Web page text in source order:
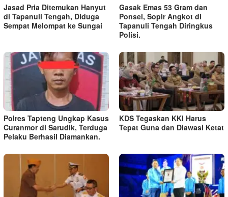
Jasad Pria Ditemukan Hanyut
di Tapanuli Tengah, Diduga
Sempat Melompat ke Sungai
Gasak Emas 53 Gram dan
Ponsel, Sopir Angkot di
Tapanuli Tengah Diringkus
Polisi.
Polres Tapteng Ungkap Kasus
Curanmor di Sarudik, Terduga
Pelaku Berhasil Diamankan.
KDS Tegaskan KKI Harus
Tepat Guna dan Diawasi Ketat